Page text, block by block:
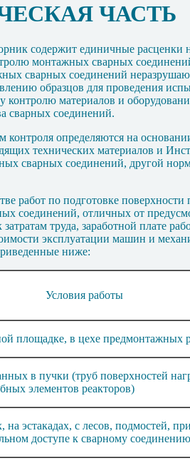
ЧАСТЬ
содержит единичные расценки
монтажных сварных
сварных соединений
образцов для проведения
контролю материалов и
сварных соединений.
контроля определяются на
технических материалов и
сварных соединений, другой
работ по подготовке
соединений, отличных от
затратам труда, заработной плате
эксплуатации машин и
ниже:
Условия работы
площадке, в цехе предмонтажных
в пучки (труб поверхностей
элементов реакторов)
на эстакадах, с лесов, подмостей, при
доступе к сварному соединению